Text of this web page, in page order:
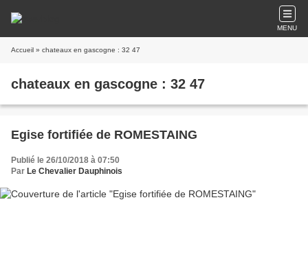
MENU
Accueil » chateaux en gascogne : 32 47
chateaux en gascogne : 32 47
Egise fortifiée de ROMESTAING
Publié le 26/10/2018 à 07:50
Par Le Chevalier Dauphinois